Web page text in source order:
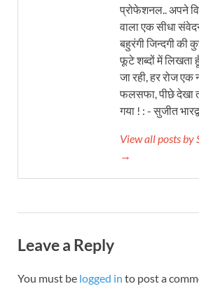
प्रोफेशनल.. अपने
वाला एक सीधा
बहुरंगी जिन्दगी की
फूटे शब्दों में लिखता
जा रही, हर रोज एक
फलसफा, पीछे देखा
गया ! : - सुजीत
View all posts
→
Leave a Reply
You must be logged in to post a